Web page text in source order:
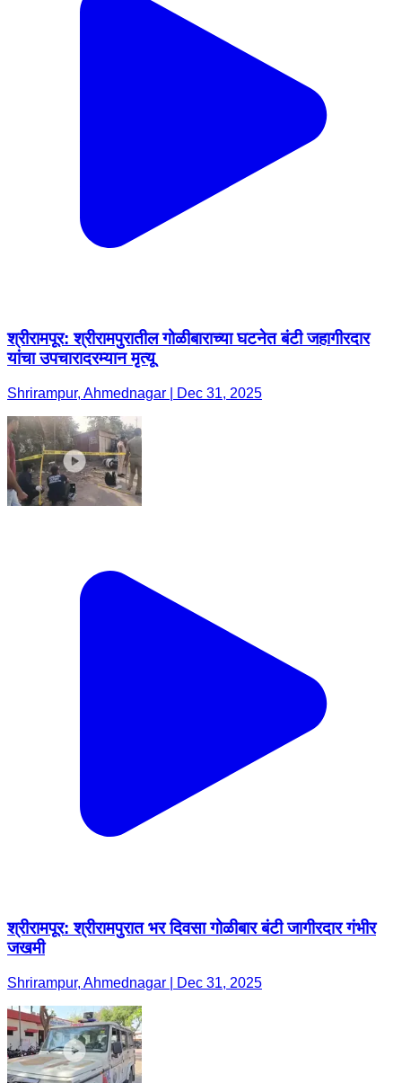
श्रीरामपूर: श्रीरामपुरातील गोळीबाराच्या घटनेत बंटी जहागीरदार
यांचा उपचारादरम्यान मृत्यू
Shrirampur, Ahmednagar | Dec 31, 2025
श्रीरामपूर: श्रीरामपुरात भर दिवसा गोळीबार बंटी जागीरदार गंभीर
जखमी
Shrirampur, Ahmednagar | Dec 31, 2025